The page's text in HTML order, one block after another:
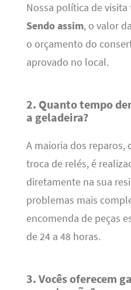
Nossa política de
Sendo assim, o valor
o orçamento do
aprovado no local.
2. Quanto tempo
a geladeira?
A maioria dos reparos,
troca de relés, é
diretamente na sua
problemas mais
encomenda de peças
de 24 a 48 horas.
3. Vocês oferecem